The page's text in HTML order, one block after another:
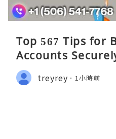
Top 567 Tips for
Accounts
treyrey 1小時前